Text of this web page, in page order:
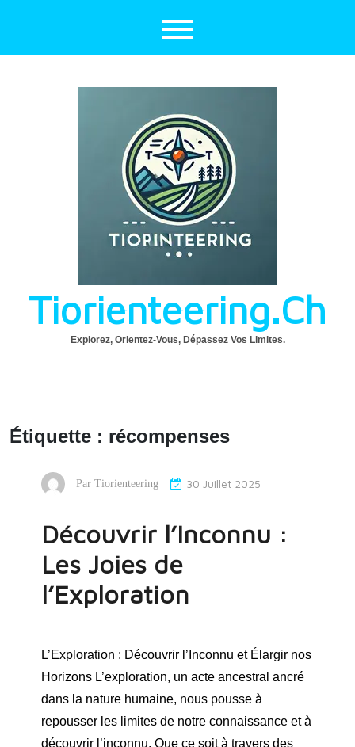
Tiorienteering.ch
Explorez, Orientez-Vous, Dépassez Vos Limites.
Étiquette : récompenses
Par Tiorienteering 30 Juillet 2025
Découvrir l’Inconnu :
Les Joies de
l’Exploration
L’Exploration : Découvrir l’Inconnu et Élargir nos
Horizons L’exploration, un acte ancestral ancré
dans la nature humaine, nous pousse à
repousser les limites de notre connaissance et à
découvrir l’inconnu. Que ce soit à travers des